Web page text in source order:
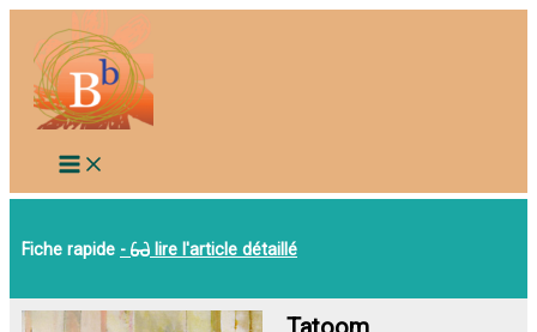
contenu
Fiche rapide - lire l'article détaillé